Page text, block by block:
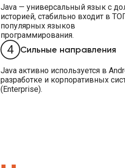
Java — универсальный язык с
историей, стабильно входит в
популярных языков
программирования.
4 Сильные направления
Java активно используется в
разработке и корпоративных
(Enterprise).